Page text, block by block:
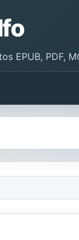
EPUB, PDF,